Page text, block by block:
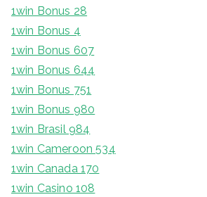
1win Bonus 28
1win Bonus 4
1win Bonus 607
1win Bonus 644
1win Bonus 751
1win Bonus 980
1win Brasil 984
1win Cameroon 534
1win Canada 170
1win Casino 108